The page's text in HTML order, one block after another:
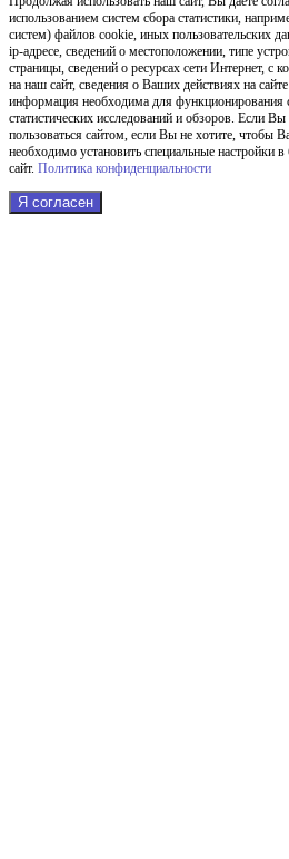
использованием систем сбора статистики,
систем) файлов cookie, иных пользовательских
ip-адресе, сведений о местоположении, типе
страницы, сведений о ресурсах сети Интернет,
на наш сайт, сведения о Ваших действиях на
информация необходима для функционирования
статистических исследований и обзоров. Если
пользоваться сайтом, если Вы не хотите, чтобы
необходимо установить специальные настройки в
сайт. Политика конфиденциальности
Я согласен